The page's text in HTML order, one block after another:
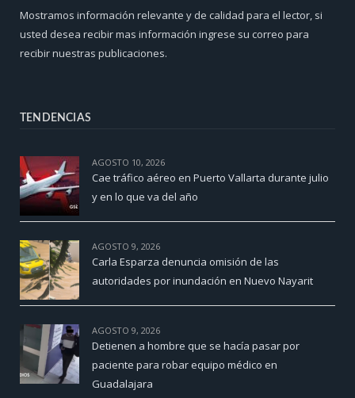
Mostramos información relevante y de calidad para el lector, si
usted desea recibir mas información ingrese su correo para
recibir nuestras publicaciones.
TENDENCIAS
AGOSTO 10, 2026
Cae tráfico aéreo en Puerto Vallarta durante julio
y en lo que va del año
AGOSTO 9, 2026
Carla Esparza denuncia omisión de las
autoridades por inundación en Nuevo Nayarit
AGOSTO 9, 2026
Detienen a hombre que se hacía pasar por
paciente para robar equipo médico en
Guadalajara